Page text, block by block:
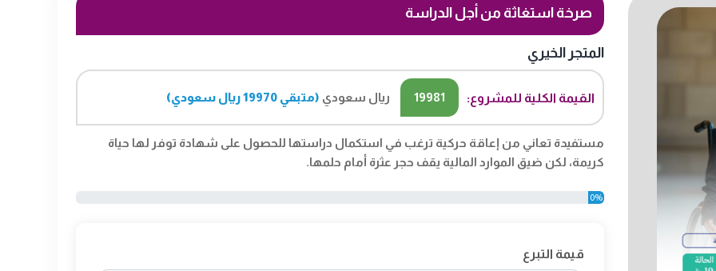
صرخة استغاثة من أجل الدراسة
المتجر الخيري
القيمة الكلية للمشروع: 19981 ريال سعودي (متبقي 19970 ريال سعودي)
مستفيدة تعاني من إعاقة حركية ترغب في استكمال دراستها للحصول على شهادة توفر لها حياة
كريمة، لكن ضيق الموارد المالية يقف حجر عثرة أمام حلمها.
0%
قيمة التبرع